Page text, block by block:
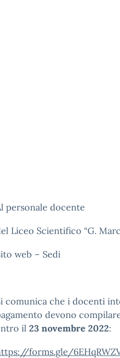
personale docente
Liceo Scientifico “G.
web – Sedi
comunica che i docenti
devono
il 23 novembre 2022:
forms.gle/